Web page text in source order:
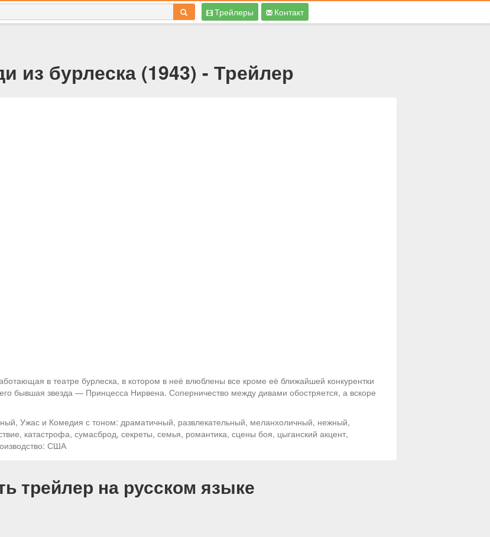
Трейлеры Контакт
из бурлеска (1943) - Трейлер
в театре бурлеска, в котором в неё влюблены все кроме её ближайшей конкурентки
бывшая звезда — Принцесса Нирвена. Соперничество между дивами обостряется, а вскоре
Ужас и Комедия с тоном: драматичный, развлекательный, меланхоличный, нежный,
катастрофа, сумасброд, секреты, семья, романтика, сцены боя, цыганский акцент,
США
трейлер на русском языке